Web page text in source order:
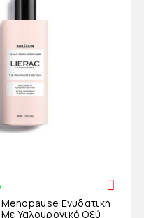
Ενυδατική
Υαλουρονικό Οξύ